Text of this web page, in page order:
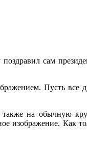
сам
Пусть все
также на обычную
изображение. Как